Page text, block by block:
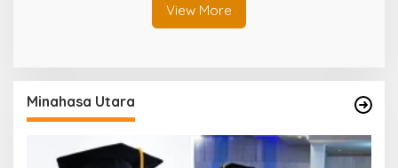
View More
Minahasa Utara